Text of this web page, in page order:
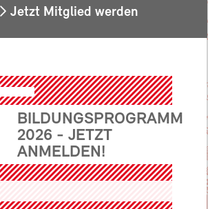
Jetzt Mitglied werden
BILDUNGSPROGRAMM
2026 - JETZT
ANMELDEN!